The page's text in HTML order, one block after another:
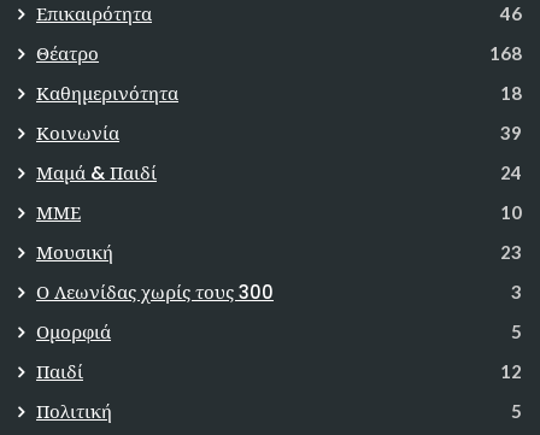
Επικαιρότητα 46
Θέατρο 168
Καθημερινότητα 18
Κοινωνία 39
Μαμά & Παιδί 24
ΜΜΕ 10
Μουσική 23
Ο Λεωνίδας χωρίς τους 300 3
Ομορφιά 5
Παιδί 12
Πολιτική 5